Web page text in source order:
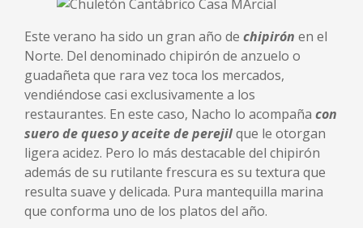
Este verano ha sido un gran año de chipirón en el
Norte. Del denominado chipirón de anzuelo o
guadañeta que rara vez toca los mercados,
vendiéndose casi exclusivamente a los
restaurantes. En este caso, Nacho lo acompaña con
suero de queso y aceite de perejilque le otorgan
ligera acidez. Pero lo más destacable del chipirón
además de su rutilante frescura es su textura que
resulta suave y delicada. Pura mantequilla marina
que conforma uno de los platos del año.